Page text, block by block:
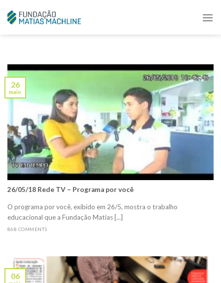
26/05/18 Rede TV – Programa por você
O programa por você, exibido em 26/5, mostra o trabalho
educacional que a Fundação Matias [...]
868 COMMENTS
26
maio
06